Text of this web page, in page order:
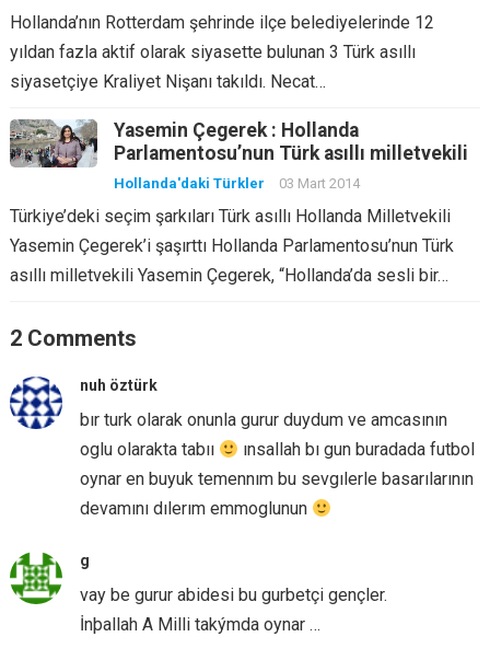
Hollanda’nın Rotterdam şehrinde ilçe belediyelerinde 12
yıldan fazla aktif olarak siyasette bulunan 3 Türk asıllı
siyasetçiye Kraliyet Nişanı takıldı. Necat…
Yasemin Çegerek : Hollanda
Parlamentosu’nun Türk asıllı milletvekili
Hollanda'daki Türkler 03 Mart 2014
Türkiye’deki seçim şarkıları Türk asıllı Hollanda Milletvekili
Yasemin Çegerek’i şaşırttı Hollanda Parlamentosu’nun Türk
asıllı milletvekili Yasemin Çegerek, “Hollanda’da sesli bir…
2 Comments
nuh öztürk
bır turk olarak onunla gurur duydum ve amcasının
oglu olarakta tabıı
ınsallah bı gun buradada futbol
oynar en buyuk temennım bu sevgılerle basarılarının
devamını dılerım emmoglunun
g
vay be gurur abidesi bu gurbetçi gençler.
İnþallah A Milli takýmda oynar …